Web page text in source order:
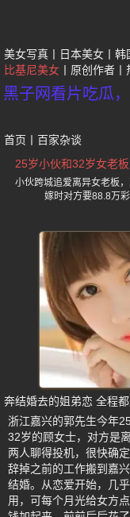
美女写真 日本美女 韩
比基尼美女
原创作者
黑子网看片吃瓜
首页 百家杂谈
25岁小伙和32岁女老
小伙跨城追爱离异女老板
嫁时对方要88.8万
奔结婚去的姐弟恋 全程
浙江嘉兴的郭先生今年
32岁的顾女士，对方是
两人聊得投机，很快确
辞掉之前的工作搬到嘉
结婚。从恋爱开始，几
用，可每个月光给女方